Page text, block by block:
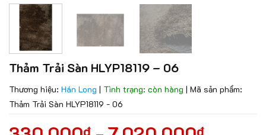
Thảm Trải Sàn HLYP18119 – 06
Thương hiệu: Hán Long | Tình trạng: còn hàng | Mã sản phẩm:
Thảm Trải Sàn HLYP18119 - 06
₫ ₫